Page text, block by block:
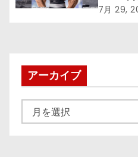
が登場ッ
7月 29,
アーカイブ
ー